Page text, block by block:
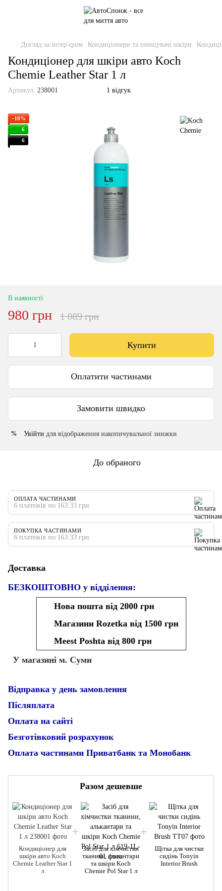
Догляд за інтер'єром Кондиціонери та очищувачі шкіри
Кондиціонер для шкіри авто Koch
Chemie Leather Star 1 л
Артикул: 238001 1 відгук
−10%
6
6
В наявності
980 грн 1 089 грн
Купити
Оплатити частинами
Замовити швидко
% Увійти для відображення накопичувальної знижки
До обраного
ОПЛАТА ЧАСТИНАМИ
6 платежів по 163.33 грн
ПОКУПКА ЧАСТИНАМИ
6 платежів по 163.33 грн
Доставка
БЕЗКОШТОВНО у відділення:
Нова пошта від 2000 грн
Магазини Rozetka від 1500 грн
Meest Poshta від 800 грн
У магазині м. Суми
Відправка у день замовлення
Післяплата
Оплата на сайті
Безготівковий розрахунок
Оплата частинами Приватбанк та Монобанк
Разом дешевше
Кондиціонер для
шкіри авто Koch
Chemie Leather Star 1
л
Засіб для хімчистки
тканини, алькантари
та шкіри Koch
Chemie Pol Star 1 л
Щітка для чистки
сидінь Tonyin
Interior Brush